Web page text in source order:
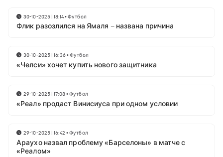
30-10-2025 | 18:14•Футбол
Флик разозлился на Ямаля – названа причина
30-10-2025 | 16:36•Футбол
«Челси» хочет купить нового защитника
29-10-2025 | 17:08•Футбол
«Реал» продаст Винисиуса при одном условии
29-10-2025 | 16:42 •Футбол
Араухо назвал проблему «Барселоны» в матче с
«Реалом»